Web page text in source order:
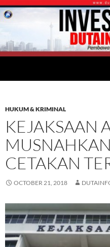
HUKUM & KRIMINAL
KEJAKSAAN
CETAKAN
OCTOBER 21, 2018